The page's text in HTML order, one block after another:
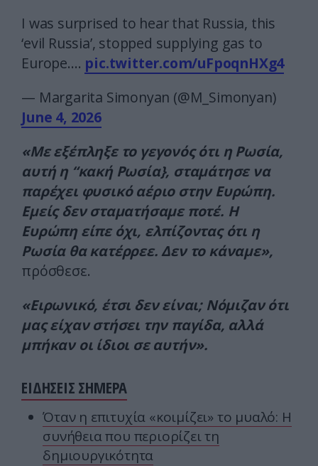
I was surprised to hear that Russia, this
‘evil Russia’, stopped supplying gas to
Europe.… pic.twitter.com/uFpoqnHXg4
— Margarita Simonyan (@M_Simonyan)
June 4, 2026
«Με εξέπληξε το γεγονός ότι η Ρωσία,
αυτή η “κακή Ρωσία}, σταμάτησε να
παρέχει φυσικό αέριο στην Ευρώπη.
Εμείς δεν σταματήσαμε ποτέ. Η
Ευρώπη είπε όχι, ελπίζοντας ότι η
Ρωσία θα κατέρρεε. Δεν το κάναμε»,
πρόσθεσε.
«Ειρωνικό, έτσι δεν είναι; Νόμιζαν ότι
μας είχαν στήσει την παγίδα, αλλά
μπήκαν οι ίδιοι σε αυτήν».
ΕΙΔΗΣΕΙΣ ΣΗΜΕΡΑ
Όταν η επιτυχία «κοιμίζει» το μυαλό: Η
συνήθεια που περιορίζει τη
δημιουργικότητα